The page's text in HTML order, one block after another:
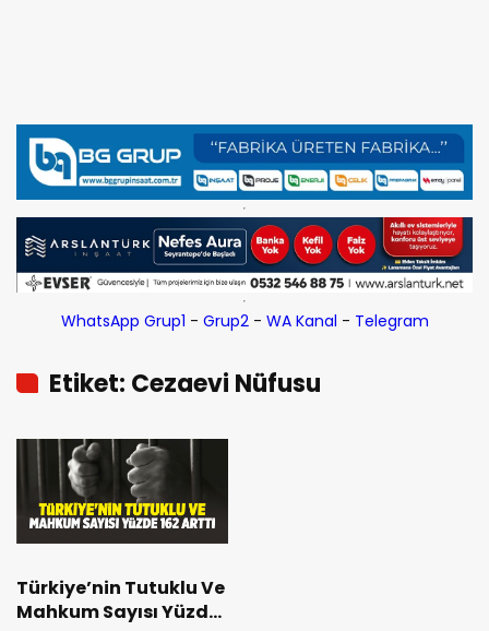
WhatsApp Grup1 - Grup2- WA Kanal - Telegram
Etiket: Cezaevi Nüfusu
Türkiye’nin Tutuklu Ve
Mahkum Sayısı Yüzde